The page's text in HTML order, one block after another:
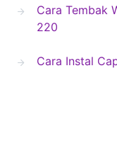
Cara Tembak
220
Cara Instal